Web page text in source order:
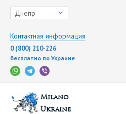
Днепр
Контактная информация
0 (800) 210-226
бесплатно по Украине
Milano
Ukraine